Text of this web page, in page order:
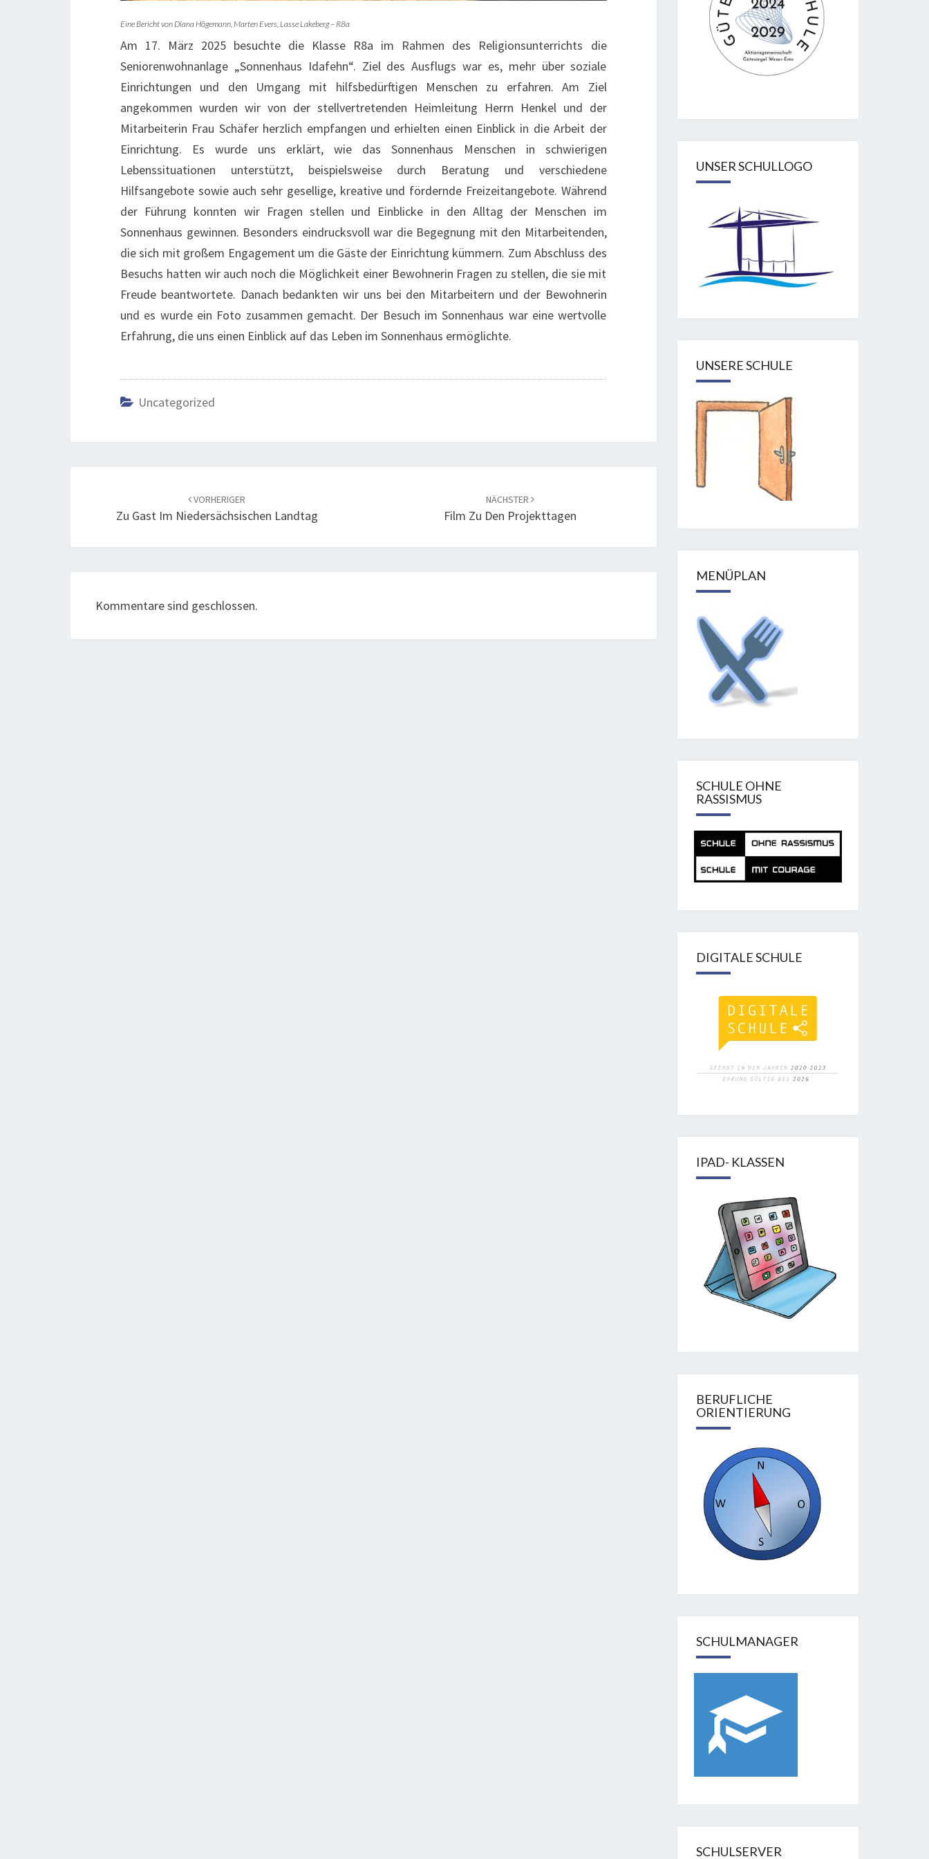
Eine Bericht von Diana Högemann, Marten Evers, Lasse Lakeberg – R8a
Am 17. März 2025 besuchte die Klasse R8a im Rahmen des Religionsunterrichts die
Seniorenwohnanlage „Sonnenhaus Idafehn“. Ziel des Ausflugs war es, mehr über soziale
Einrichtungen und den Umgang mit hilfsbedürftigen Menschen zu erfahren.Am Ziel
angekommen wurden wir von der stellvertretenden Heimleitung Herrn Henkel und der
Mitarbeiterin Frau Schäfer herzlich empfangen und erhielten einen Einblick in die Arbeit der
Einrichtung. Es wurde uns erklärt, wie das Sonnenhaus Menschen in schwierigen
Lebenssituationen unterstützt, beispielsweise durch Beratung und verschiedene
Hilfsangebote sowie auch sehr gesellige, kreative und fördernde Freizeitangebote. Während
der Führung konnten wir Fragen stellen und Einblicke in den Alltag der Menschen im
Sonnenhaus gewinnen. Besonders eindrucksvoll war die Begegnung mit den Mitarbeitenden,
die sich mit großem Engagement um die Gäste der Einrichtung kümmern. Zum Abschluss des
Besuchs hatten wir auch noch die Möglichkeit einer Bewohnerin Fragen zu stellen, die sie mit
Freude beantwortete. Danach bedankten wir uns bei den Mitarbeitern und der Bewohnerin
und es wurde ein Foto zusammen gemacht. Der Besuch im Sonnenhaus war eine wertvolle
Erfahrung, die uns einen Einblick auf das Leben im Sonnenhaus ermöglichte.
Uncategorized
VORHERIGER
Zu Gast Im Niedersächsischen Landtag
NÄCHSTER
Film Zu Den Projekttagen
Kommentare sind geschlossen.
UNSER SCHULLOGO
UNSERE SCHULE
MENÜPLAN
SCHULE OHNE
RASSISMUS
DIGITALE SCHULE
IPAD- KLASSEN
BERUFLICHE
ORIENTIERUNG
SCHULMANAGER
SCHULSERVER